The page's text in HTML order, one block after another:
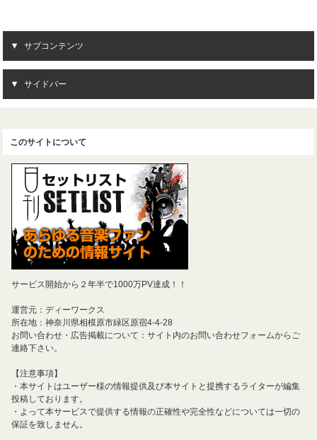
サブコンテンツ
サイドバー
このサイトについて
サービス開始から２年半で1000万PV達成！！
運営元：ディーワークス
所在地：神奈川県相模原市緑区原宿4-4-28
お問い合わせ・広告掲載について：サイト内のお問い合わせフォームからご
連絡下さい。
【注意事項】
・本サイトはユーザー様の情報提供及び本サイトと提携するライターが編集
投稿しております。
・よって本サービスで提供する情報の正確性や完全性などについては一切の
保証を致しません。